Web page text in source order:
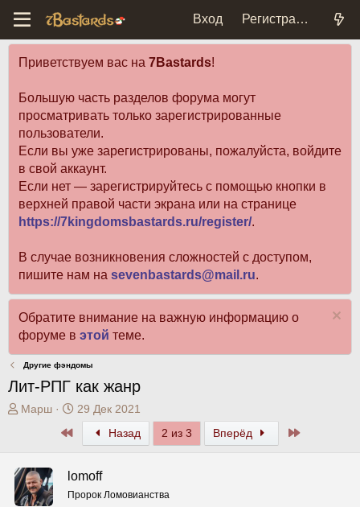
Вход Регистрация
Приветствуем вас на 7Bastards!
Большую часть разделов форума могут
просматривать только зарегистрированные
пользователи.
Если вы уже зарегистрированы, пожалуйста, войдите
в свой аккаунт.
Если нет — зарегистрируйтесь с помощью кнопки в
верхней правой части экрана или на странице
https://7kingdomsbastards.ru/register/.
В случае возникновения сложностей с доступом,
пишите нам на sevenbastards@mail.ru.
Обратите внимание на важную информацию о
форуме в этой теме.
Другие фэндомы
Лит-РПГ как жанр
А
р
т
е
Марш
Д
а
ч
29 Дек 2021
ПервыйНазад 2 из 3 Вперёд Последний
lomoff
Пророк Ломовианства